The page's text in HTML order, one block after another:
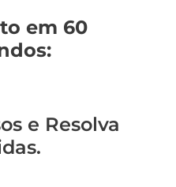
em 60
e Resolva